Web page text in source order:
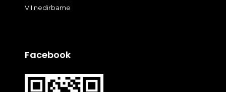
VII nedirbame
Facebook